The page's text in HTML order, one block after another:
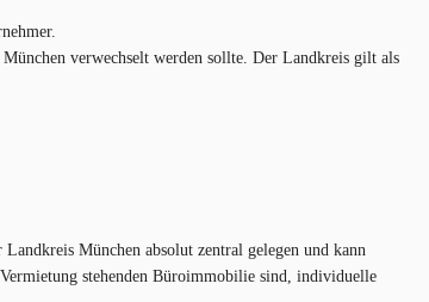
verwechselt werden sollte. Der Landkreis gilt als
München absolut zentral gelegen und kann
stehenden Büroimmobilie sind, individuelle